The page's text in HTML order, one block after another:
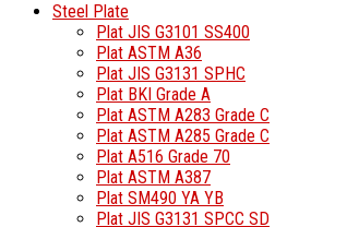
Steel Plate
Plat JIS G3101 SS400
Plat ASTM A36
Plat JIS G3131 SPHC
Plat BKI Grade A
Plat ASTM A283 Grade C
Plat ASTM A285 Grade C
Plat A516 Grade 70
Plat ASTM A387
Plat SM490 YA YB
Plat JIS G3131 SPCC SD